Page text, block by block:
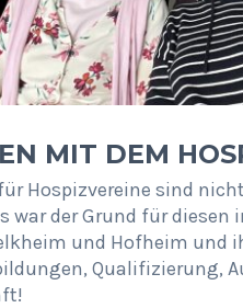
MIT DEM
Hospizvereine sind
war der Grund für diesen
und Hofheim
Qualifizierung,